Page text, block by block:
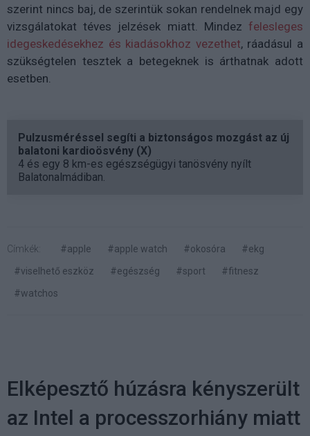
szerint nincs baj, de szerintük sokan rendelnek majd egy
vizsgálatokat téves jelzések miatt. Mindez felesleges
idegeskedésekhez és kiadásokhoz vezethet, ráadásul a
szükségtelen tesztek a betegeknek is árthatnak adott
esetben.
Pulzusméréssel segíti a biztonságos mozgást az új
balatoni kardioösvény (X)
4 és egy 8 km-es egészségügyi tanösvény nyílt
Balatonalmádiban.
Címkék: #apple #apple watch #okosóra
#ekg
#viselhető eszköz
#egészség #sport
#fitnesz
#watchos
Elképesztő húzásra kényszerült
az Intel a processzorhiány miatt